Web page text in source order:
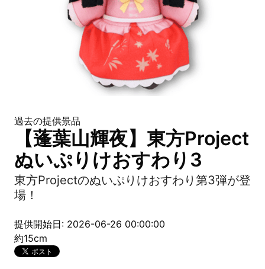
過去の提供景品
【蓬葉山輝夜】東方Project
ぬいぷりけおすわり3
東方Projectのぬいぷりけおすわり第3弾が登
場！
提供開始日: 2026-06-26 00:00:00
約15cm